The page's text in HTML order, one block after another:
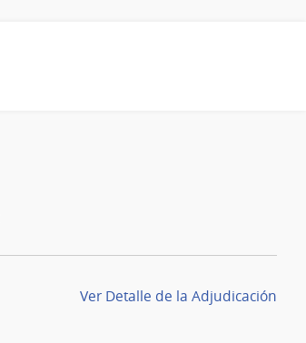
Ver Detalle de la Adjudicación